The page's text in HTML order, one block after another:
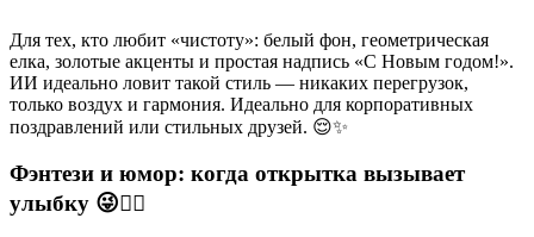
Для тех, кто любит «чистоту»: белый фон, геометрическая
елка, золотые акценты и простая надпись «С Новым годом!».
ИИ идеально ловит такой стиль — никаких перегрузок,
только воздух и гармония. Идеально для корпоративных
поздравлений или стильных друзей. 😌✨
Фэнтези и юмор: когда открытка вызывает
улыбку 😜🧙‍♂️